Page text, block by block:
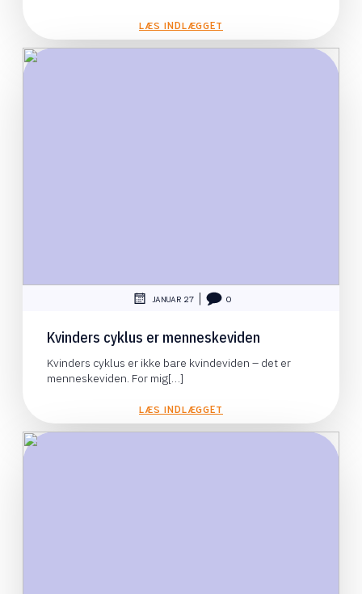
LÆS INDLÆGGET
JANUAR 27 0
Kvinders cyklus er menneskeviden
Kvinders cyklus er ikke bare kvindeviden – det er
menneskeviden. For mig[…]
LÆS INDLÆGGET